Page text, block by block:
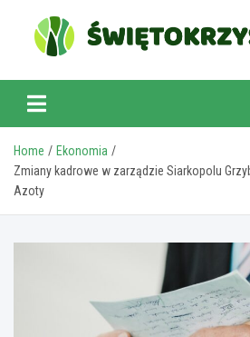
content
Home
Ekonomia
Zmiany kadrowe w zarządzie Siarkopolu
Azoty